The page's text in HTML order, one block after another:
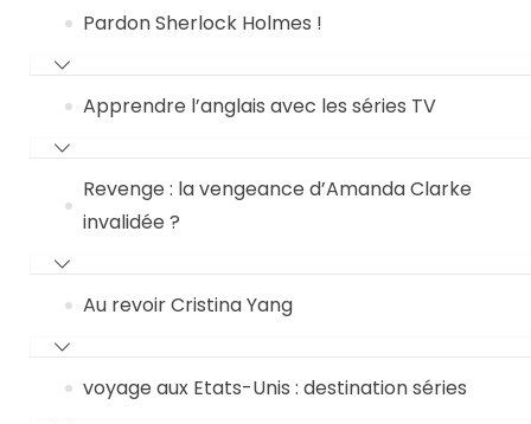
Pardon Sherlock Holmes !
Apprendre l’anglais avec les séries TV
Revenge : la vengeance d’Amanda Clarke
invalidée ?
Au revoir Cristina Yang
voyage aux Etats-Unis : destination séries